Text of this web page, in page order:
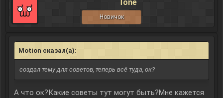
Tone
Новичок
Motion сказал(а):
создал тему для советов, теперь всё туда, ок?
А что ок?Какие советы тут могут быть?Мне кажется